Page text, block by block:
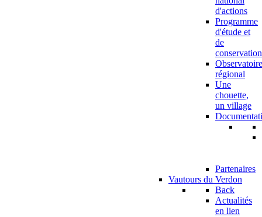
d'actions
Programme
d'étude et
de
conservation
Observatoire
régional
Une
chouette,
un village
Partenaires
Vautours du Verdon
Back
Actualités
en lien